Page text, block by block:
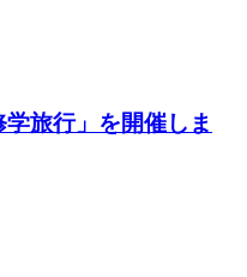
旅行」を開催しま